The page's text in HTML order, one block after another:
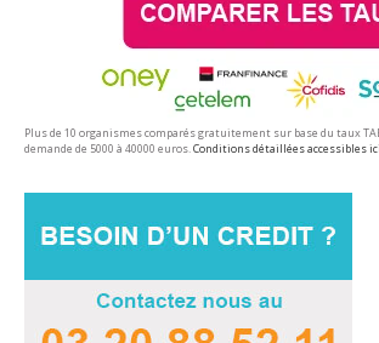
Plus de 10 organismes comparés gratuitement sur base du taux
demande de 5000 à 40000 euros.Conditions détaillées accessibles ici